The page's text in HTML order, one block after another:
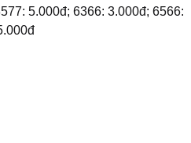
5.000đ; 6366: 3.000đ; 6566: